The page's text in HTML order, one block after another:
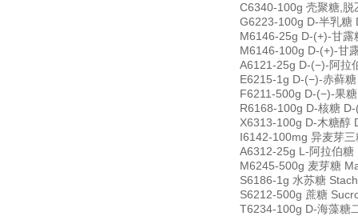
C6340-100g 壳聚糖,
G6223-100g D-半乳糖
M6146-25g D-(+)-甘
M6146-100g D-(+)-甘
A6121-25g D-(−)-阿拉
E6215-1g D-(−)-赤藓
F6211-500g D-(−)-果
R6168-100g D-核糖
X6313-100g D-木糖醇
I6142-100mg 异麦芽
A6312-25g L-阿拉伯
M6245-500g 麦芽糖
S6186-1g 水苏糖
S6212-500g 蔗糖
T6234-100g D-海藻糖